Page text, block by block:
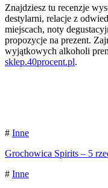
Znajdziesz tu recenzje
destylarni, relacje z
miejscach, noty
propozycje na prezent.
wyjątkowych alkoholi
sklep.40procent.pl.
# Inne
Grochowica Spirits – 5
# Inne